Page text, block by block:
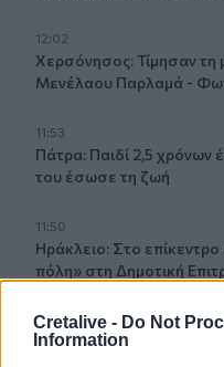
Cretalive - Do Not
Information
12:02
Χερσόνησος: Τίμησαν τη
Μενέλαου Παρλαμά -
11:53
Πάτρα: Παιδί 2,5 χρόνων
του έσωσε τη ζωή
11:50
Ηράκλειο: Στο επίκεντρο
πόλη» στη Δημοτική
11:49
Σητεία: Ο Λευτέρης